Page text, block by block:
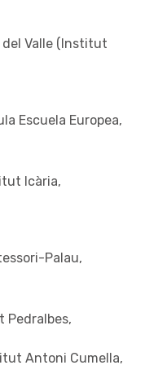
del Valle (Institut
Escuela Europea,
Icària,
Palau,
Pedralbes,
Antoni Cumella,